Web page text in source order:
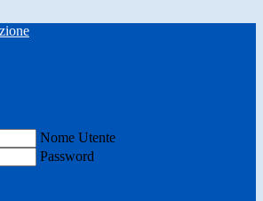
Nome Utente
Password